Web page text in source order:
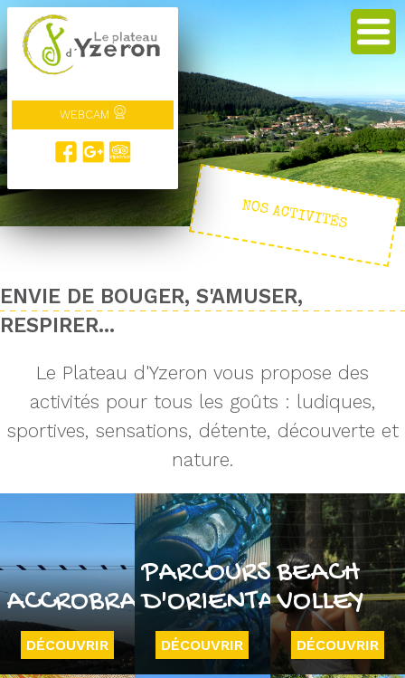
WEBCAM
NOS ACTIVITÉS
ENVIE DE BOUGER, S'AMUSER,
RESPIRER...
Le Plateau d'Yzeron vous propose des
activités pour tous les goûts : ludiques,
sportives, sensations, détente, découverte et
nature.
ACCROBRANCHE
DÉCOUVRIR
PARCOURS
D'ORIENTATION
DÉCOUVRIR
BEACH
VOLLEY
DÉCOUVRIR